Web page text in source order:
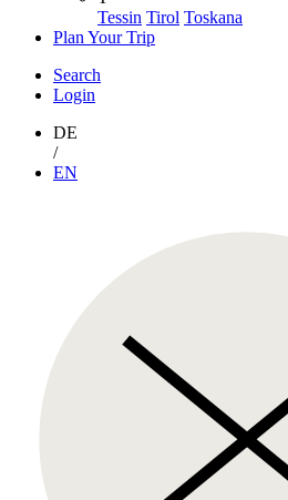
Tessin Tirol Toskana
Plan Your Trip
Search
Login
DE
/
EN